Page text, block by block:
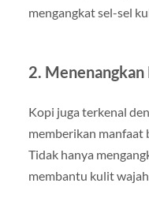
mengangkat sel-sel
2.
Kopi juga terkenal
memberikan manfaat
Tidak hanya
membantu kulit